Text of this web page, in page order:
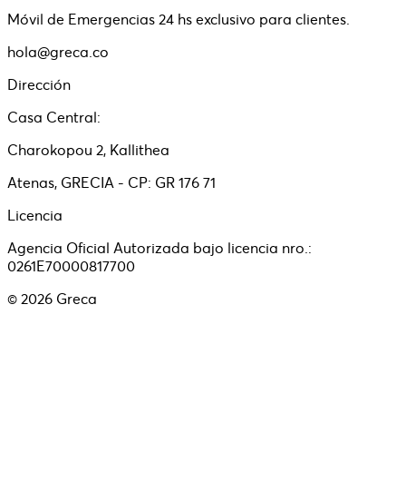
Móvil de Emergencias 24 hs exclusivo para clientes.
hola@greca.co
Dirección
Casa Central:
Charokopou 2, Kallithea
Atenas, GRECIA - CP: GR 176 71
Licencia
Agencia Oficial Autorizada bajo licencia nro.:
0261E70000817700
© 2026 Greca